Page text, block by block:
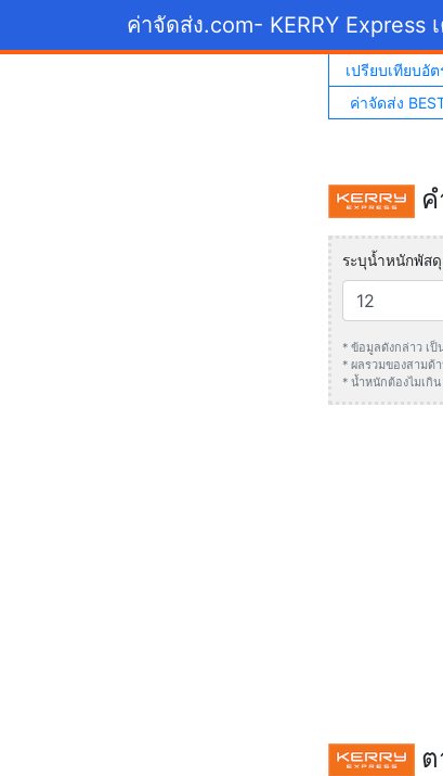
ค่าจัดส่ง.com- KERRY Express
เปรียบเทียบอั
ค่าจัดส่ง
ระบุน้ำหนักพัส
* ข้อมูลดังกล่าว เป็
* ผลรวมของสามด้
* น้ำหนักต้องไมเกิ
ต